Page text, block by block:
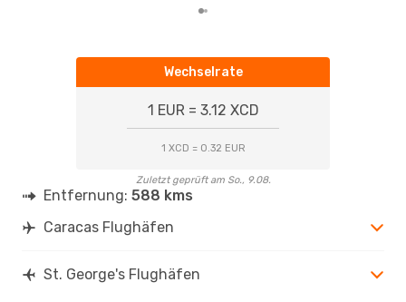
Wechselrate
1 EUR = 3.12 XCD
1 XCD = 0.32 EUR
Zuletzt geprüft am So., 9.08.
Entfernung: 588 kms
Caracas Flughäfen
St. George's Flughäfen